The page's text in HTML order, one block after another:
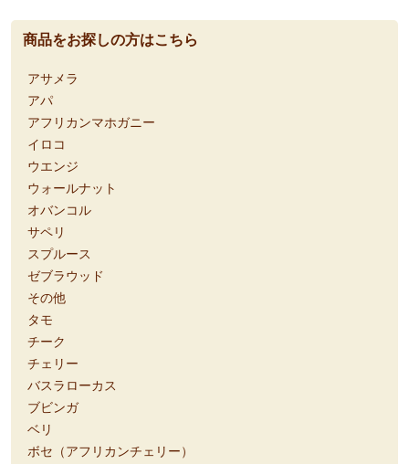
商品をお探しの方はこちら
アサメラ
アパ
アフリカンマホガニー
イロコ
ウエンジ
ウォールナット
オバンコル
サペリ
スプルース
ゼブラウッド
その他
タモ
チーク
チェリー
バスラローカス
ブビンガ
ベリ
ボセ（アフリカンチェリー）